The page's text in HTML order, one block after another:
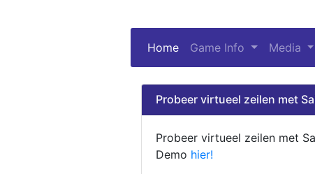
Home (current)
Game Info Media
Probeer virtueel zeilen met
Probeer virtueel zeilen met
Demo hier!